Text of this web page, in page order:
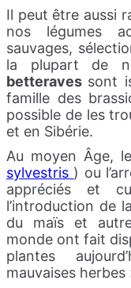
Il peut être aussi
nos légumes
sauvages,
la plupart de
betteraves sont
famille des
possible de les
et en Sibérie.
Au moyen Âge,
sylvestris ) ou
appréciés et
l’introduction de
du maïs et
monde ont fait
plantes
mauvaises herbes